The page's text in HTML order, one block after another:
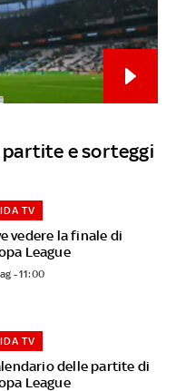
partite e sorteggi
vedere la finale di
League
TV
- 11:00
delle partite di
League
TV